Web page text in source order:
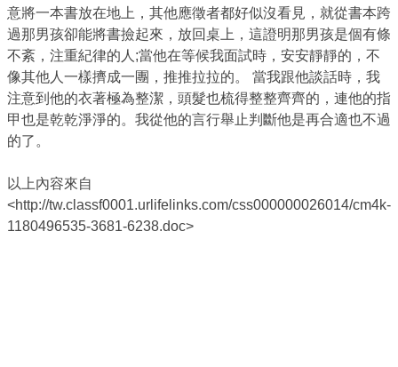
意將一本書放在地上，其他應徵者都好似沒看見，就從書本跨
過那男孩卻能將書撿起來，放回桌上，這證明那男孩是個有條
不紊，注重紀律的人;當他在等候我面試時，安安靜靜的，不
像其他人一樣擠成一團，推推拉拉的。 當我跟他談話時，我
注意到他的衣著極為整潔，頭髮也梳得整整齊齊的，連他的指
甲也是乾乾淨淨的。我從他的言行舉止判斷他是再合適也不過
的了。
以上內容來自
<http://tw.classf0001.urlifelinks.com/css000000026014/cm4k-
1180496535-3681-6238.doc>